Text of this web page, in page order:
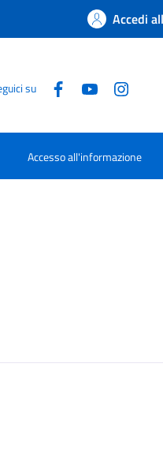
Accedi
su
Accesso all'informazione